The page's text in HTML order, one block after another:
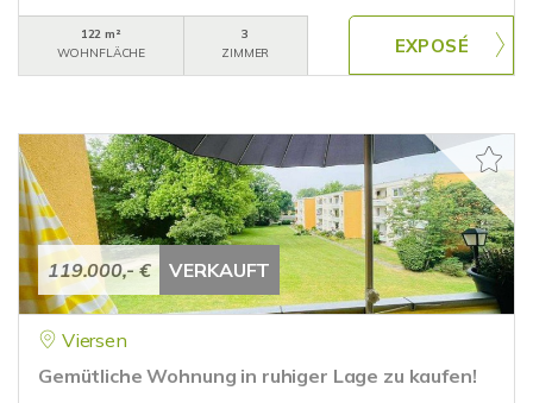
122 m²
WOHNFLÄCHE
3
ZIMMER
119.000,- € VERKAUFT
Viersen
Gemütliche Wohnung in ruhiger Lage zu kaufen!